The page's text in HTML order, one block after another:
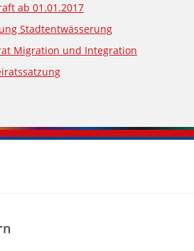
ab 01.01.2017
Stadtentwässerung
Migration und Integration
und Weiterführendes